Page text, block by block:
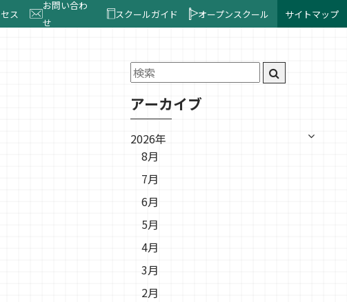
ス
お問い合わ
せ
スクールガイド オープンスクール サイトマップ
アーカイブ
2026年
8月
7月
6月
5月
4月
3月
2月